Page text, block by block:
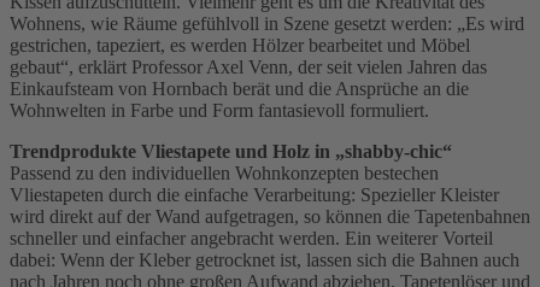
Wohnens, wie Räume gefühlvoll in Szene gesetzt werden: „Es wird
gestrichen, tapeziert, es werden Hölzer bearbeitet und Möbel
gebaut“, erklärt Professor Axel Venn, der seit vielen Jahren das
Einkaufsteam von Hornbach berät und die Ansprüche an die
Wohnwelten in Farbe und Form fantasievoll formuliert.
Trendprodukte Vliestapete und Holz in „shabby-chic“
Passend zu den individuellen Wohnkonzepten bestechen
Vliestapeten durch die einfache Verarbeitung: Spezieller Kleister
wird direkt auf der Wand aufgetragen, so können die Tapetenbahnen
schneller und einfacher angebracht werden. Ein weiterer Vorteil
dabei: Wenn der Kleber getrocknet ist, lassen sich die Bahnen auch
nach Jahren noch ohne großen Aufwand abziehen. Tapetenlöser und